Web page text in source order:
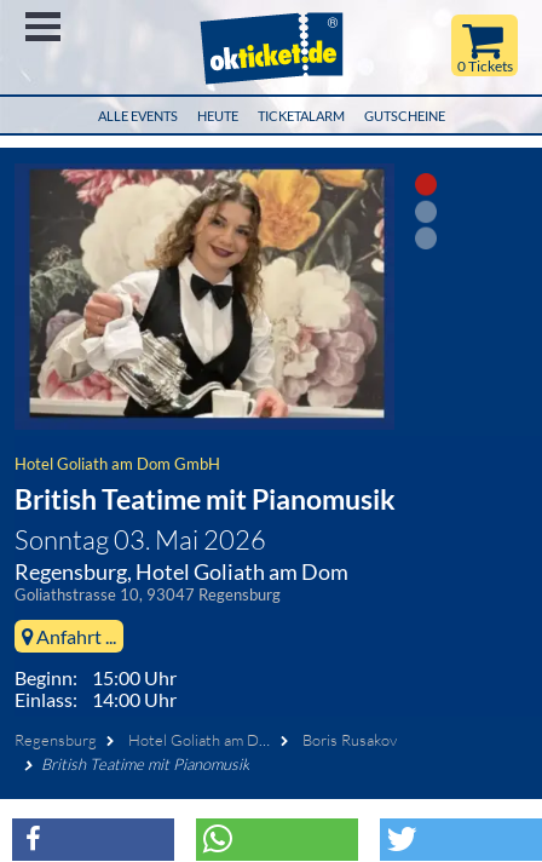
ALLE EVENTS HEUTE TICKETALARM GUTSCHEINE
0 Tickets
Hotel Goliath am Dom GmbH
British Teatime mit Pianomusik
Sonntag 03. Mai 2026
Regensburg, Hotel Goliath am Dom
Goliathstrasse 10, 93047 Regensburg
Anfahrt ...
Beginn: 15:00 Uhr
Einlass: 14:00 Uhr
Regensburg Hotel Goliath am Dom
Boris Rusakov
British Teatime mit Pianomusik